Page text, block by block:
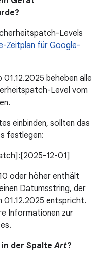
Levels
Zeitplan für Google-
beheben alle
Level vom
einbinden, sollten das
festlegen:
12-01]
oder höher enthält
Datumsstring, der
entspricht.
Informationen zur
in der SpalteArt?